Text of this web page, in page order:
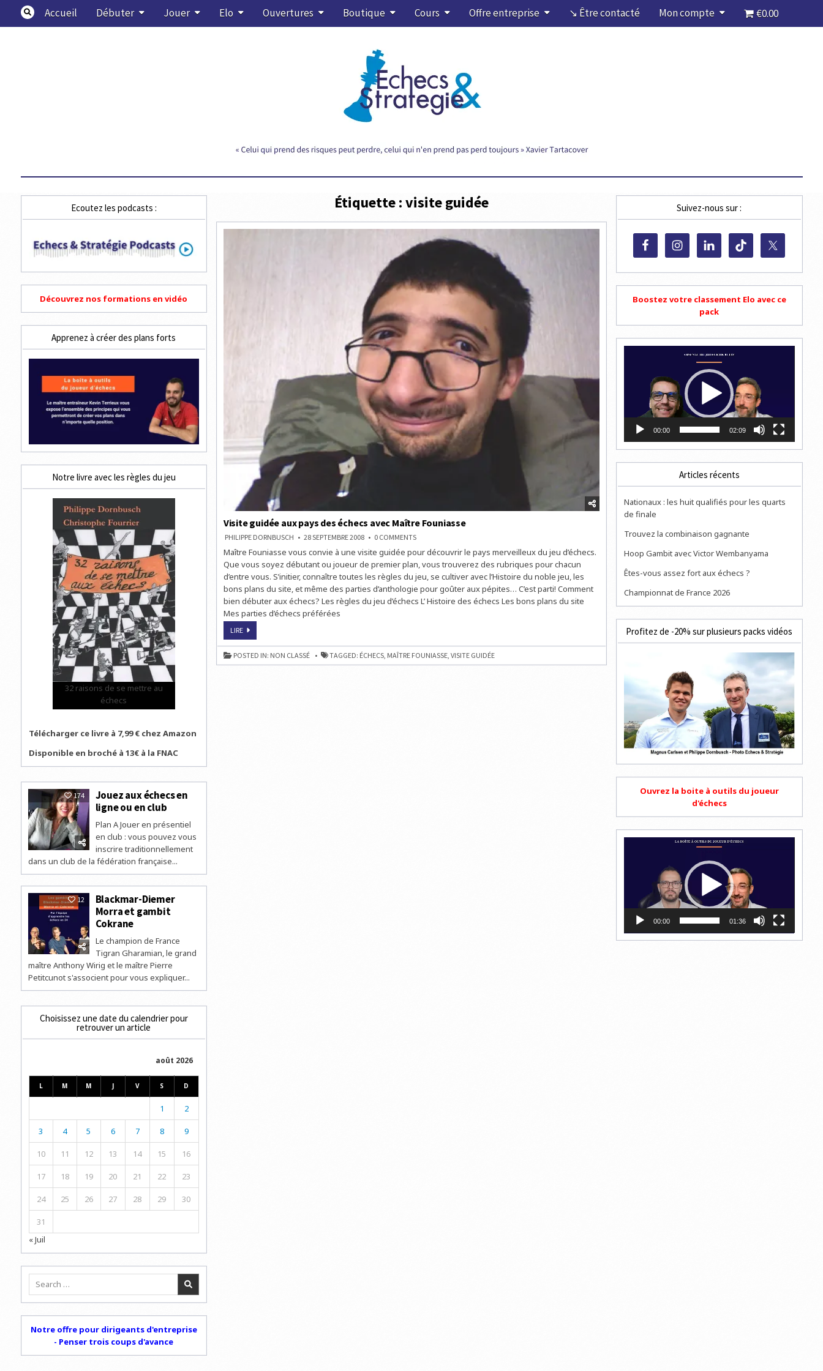
content
Accueil Débuter Jouer Elo Ouvertures Boutique Cours Offre entreprise ↘ Être contacté Mon compte €0.00
Étiquette :visite guidée
Visite guidée aux pays des échecs avec Maître Founiasse
PHILIPPE DORNBUSCH 28 SEPTEMBRE 2008 0 COMMENTSON
GUIDÉE
PAYS
DES
ÉCHECS
AVEC
MAÎTRE
FOUNIASSE
Maître Founiasse vous convie à une visite guidée pour découvrir le pays merveilleux du jeu d’échecs.
Que vous soyez débutant ou joueur de premier plan, vous trouverez des rubriques pour chacun
d’entre vous. S’initier, connaître toutes les règles du jeu, se cultiver avec l’Histoire du noble jeu, les
bons plans du site, et même des parties d’anthologie pour goûter aux pépites… C’est parti! Comment
bien débuter aux échecs? Les règles du jeu d’échecs L’ Histoire des échecs Les bons plans du site
Mes parties d’échecs préférées
LIREVISITE
AUX
PAYS
DES
ÉCHECS
POSTED IN: NON CLASSÉ TAGGED: ÉCHECS, MAÎTRE FOUNIASSE, VISITE GUIDÉE
Ecoutez les podcasts :
Découvrez nos formations en vidéo
Apprenez à créer des plans forts
Notre livre avec les règles du jeu
32 raisons de se mettre au
échecs
Télécharger ce livre à 7,99 € chez Amazon
Disponible en broché à 13€ à la FNAC
174
Jouez aux échecs en
ligne ou en club
Plan A Jouer en présentiel
en club : vous pouvez vous
inscrire traditionnellement
dans un club de la fédération française...
12
Blackmar-Diemer
Morra et gambit
Cokrane
Le champion de France
Tigran Gharamian, le grand
maître Anthony Wirig et le maître Pierre
Petitcunot s'associent pour vous expliquer...
Choisissez une date du calendrier pour
retrouver un article
août 2026
L M M J V S D
1 2
3 4 5 6 7 8 9
10 11 12 13 14 15 16
17 18 19 20 21 22 23
24 25 26 27 28 29 30
31
« Juil
Search
Notre offre pour dirigeants d'entreprise
- Penser trois coups d'avance
Suivez-nous sur :
Boostez votre classement Elo avec ce
pack
00:00 02:09
Articles récents
Nationaux : les huit qualifiés pour les quarts
de finale
Trouvez la combinaison gagnante
Hoop Gambit avec Victor Wembanyama
Êtes-vous assez fort aux échecs ?
Championnat de France 2026
Profitez de -20% sur plusieurs packs vidéos
Ouvrez la boite à outils du joueur
d'échecs
00:00 01:36